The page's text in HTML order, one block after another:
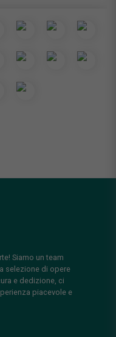
Siamo un team
selezione di opere
e dedizione, ci
piacevole e